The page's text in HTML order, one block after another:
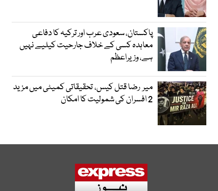
پاکستان، سعودی عرب اور ترکیہ کا دفاعی
معاہدہ کسی کے خلاف جارحیت کیلیے نہیں
ہے، وزیراعظم
میر رضا قتل کیس، تحقیقاتی کمیٹی میں مزید
2 افسران کی شمولیت کا امکان